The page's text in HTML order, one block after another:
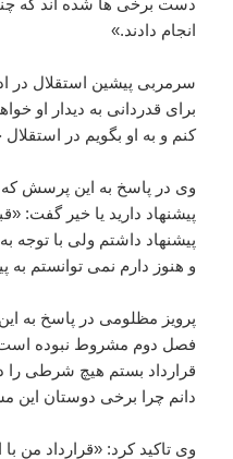
انجام دادند.»
سرمربی پیشین استقلال در
برای قدردانی به دیدار او
کنم و به او بگویم در استقلال
وی در پاسخ به این پرسش که
پیشنهاد دارید یا خیر گفت:
پیشنهاد داشتم ولی با توجه
و هنوز دارم نمی توانستم به
پرویز مظلومی در پاسخ به
فصل دوم مشروط نبوده
قرارداد بستم هیچ شرطی را
دانم چرا برخی دوستان این
وی تاکید کرد: «قرارداد من